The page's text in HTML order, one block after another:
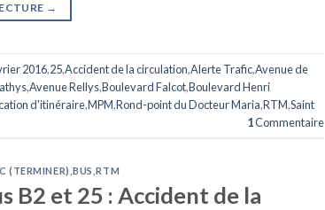
→
2016,25,Accident de la circulation,Alerte Trafic,Avenue de
,Avenue Rellys,Boulevard Falcot,Boulevard Henri
d'itinéraire,MPM,Rond-point du Docteur Maria,RTM,Saint
1Commentaire
(TERMINER) ,BUS ,RTM
B2 et 25 : Accident de la